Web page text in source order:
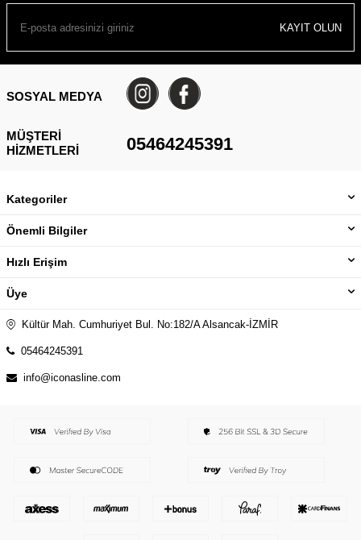
KAYIT OLUN
SOSYAL MEDYA
MÜŞTERI
HIZMETLERI
05464245391
Kategoriler
Önemli Bilgiler
Hızlı Erişim
Üye
Kültür Mah. Cumhuriyet Bul. No:182/A Alsancak-İZMİR
05464245391
info@iconasline.com